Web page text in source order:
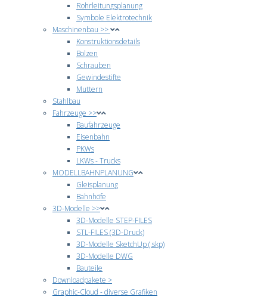
Rohrleitungsplanung
Symbole Elektrotechnik
Maschinenbau >>
Konstruktionsdetails
Bolzen
Schrauben
Gewindestifte
Muttern
Stahlbau
Fahrzeuge >>
Baufahrzeuge
Eisenbahn
PKWs
LKWs - Trucks
MODELLBAHNPLANUNG
Gleisplanung
Bahnhöfe
3D-Modelle >>
3D-Modelle STEP-FILES
STL-FILES (3D-Druck)
3D-Modelle SketchUp (.skp)
3D-Modelle DWG
Bauteile
Downloadpakete >
Graphic-Cloud - diverse Grafiken